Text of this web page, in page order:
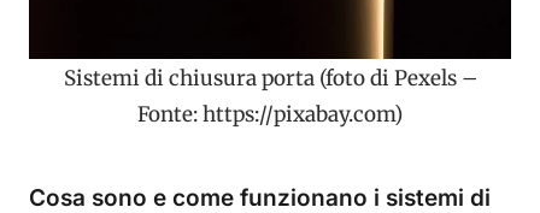
Sistemi di chiusura porta (foto di Pexels –
Fonte: https://pixabay.com)
Cosa sono e come funzionano i sistemi di